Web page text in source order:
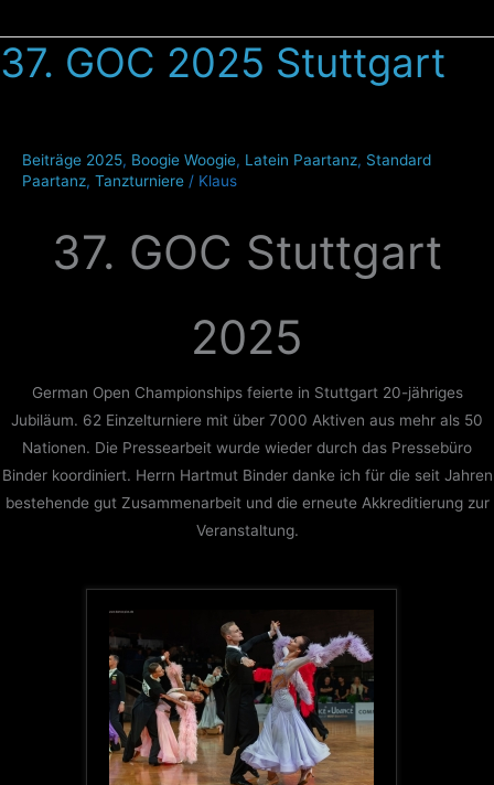
37. GOC 2025 Stuttgart
Beiträge 2025, Boogie Woogie, Latein Paartanz, Standard
Paartanz, Tanzturniere / Klaus
37. GOC Stuttgart
2025
German Open Championships feierte in Stuttgart 20-jähriges
Jubiläum. 62 Einzelturniere mit über 7000 Aktiven aus mehr als 50
Nationen. Die Pressearbeit wurde wieder durch das Pressebüro
Binder koordiniert. Herrn Hartmut Binder danke ich für die seit Jahren
bestehende gut Zusammenarbeit und die erneute Akkreditierung zur
Veranstaltung.
37.
GOC